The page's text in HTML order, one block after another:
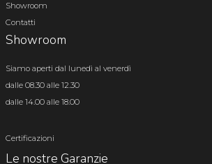
Showroom
Contatti
Showroom
Siamo aperti dal lunedì al venerdì
dalle 08.30 alle 12.30
dalle 14.00 alle 18.00
Certificazioni
Le nostre Garanzie